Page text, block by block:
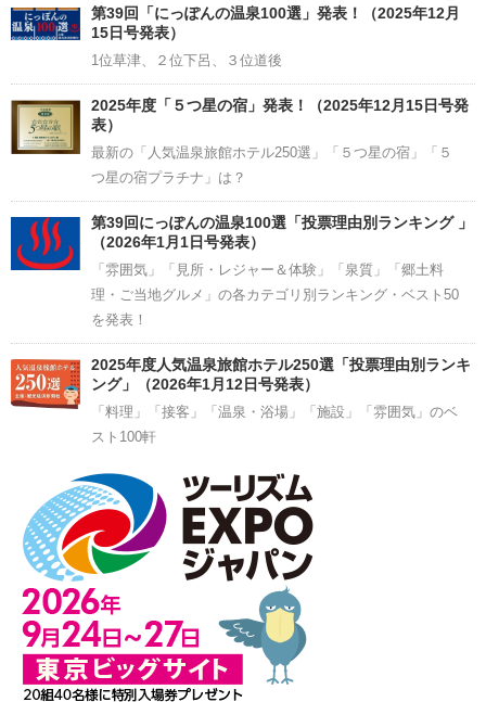
Channel
第39回「にっぽんの温泉100選」発表！（2025年12月
15日号発表）
1位草津、２位下呂、３位道後
2025年度「５つ星の宿」発表！（2025年12月15日号発
表）
最新の「人気温泉旅館ホテル250選」「５つ星の宿」「５
つ星の宿プラチナ」は？
第39回にっぽんの温泉100選「投票理由別ランキング 」
（2026年1月1日号発表）
「雰囲気」「見所・レジャー＆体験」「泉質」「郷土料
理・ご当地グルメ」の各カテゴリ別ランキング・ベスト50
を発表！
2025年度人気温泉旅館ホテル250選「投票理由別ランキ
ング」（2026年1月12日号発表）
「料理」「接客」「温泉・浴場」「施設」「雰囲気」のベ
スト100軒